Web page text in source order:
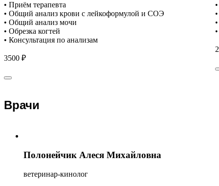
• Приём терапевта
• Общий анализ крови с лейкоформулой и СОЭ
• Общий анализ мочи
• Обрезка когтей
• Консультация по анализам
3500 ₽
Врачи
Полонейчик Алеся Михайловна
ветеринар-кинолог